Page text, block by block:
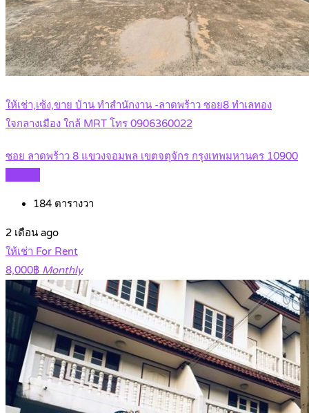
ให้เช่า,เซ้ง,ขาย บ้าน ทำสำนักงาน -ลาดพร้าว ซอย8 ทำเลทอง
ใจกลางเมือง ใกล้ MRT โทร 0906360022
ซอย ลาดพร้าว 8 แขวงจอมพล เขตจตุจักร กรุงเทพมหานคร 10900
184 ตารางวา
2 เดือน ago
ให้เช่า For Rent
8,000฿ Monthly